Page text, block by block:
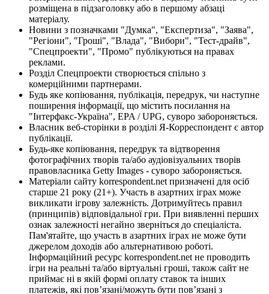
розміщена в підзаголовку або в першому абзаці
матеріалу.
Новини з позначками "Думка", "Експертиза", "Заява",
"Регіони", "Гроші", "Влада", "Вибори", "Тест-драйв",
"Спецпроекти", "Промо" публікуються на правах
реклами.
Розділ Спецпроекти створюється спільно з
комерційними партнерами.
Будь яке копіювання, публікація, передрук, чи наступне
поширення інформації, що містить посилання на
"Інтерфакс-Україна", EPA / UPG, суворо забороняється.
Власник веб-сторінки в розділі Я-Корреспондент є автор
публікації.
Будь-яке копіювання, передрук та відтворення
фотографічних творів та/або аудіовізуальних творів
правовласника Getty Images - суворо забороняється.
Матеріали сайту korrespondent.net призначені для осіб
старше 21 року (21+). Участь в азартних іграх може
викликати ігрову залежність. Дотримуйтесь правил
(принципів) відповідальної гри. При виявленні перших
ознак залежності негайно зверніться до спеціаліста.
Пам'ятайте, що участь в азартних іграх не може бути
джерелом доходів або альтернативою роботі.
Інформаційний ресурс korrespondent.net не проводить
ігри на реальні та/або віртуальні гроші, також сайт не
приймає ні в якій формі оплату ставок та інших
платежів, які пов’язані/можуть бути пов’язані з